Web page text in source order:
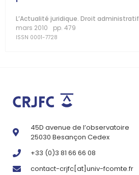
L’Actualité juridique. Droit administratif
mars 2010
pp. 479
ISSN 0001-7728
45D avenue de l’observatoire
25030 Besançon Cedex
+33 (0)3 81 66 66 08
contact-crjfc[at]univ-fcomte.fr